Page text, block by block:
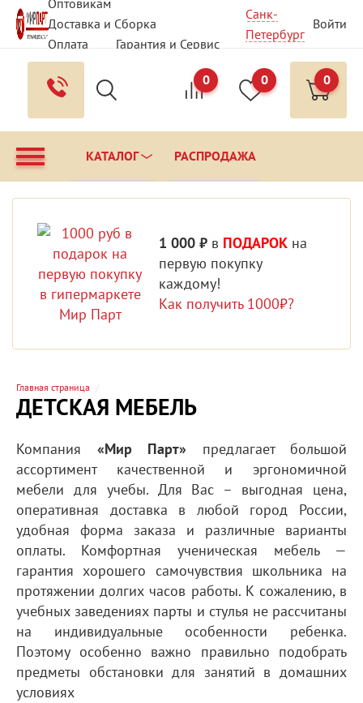
Оптовикам
Доставка и Сборка
Оплата
Гарантия и Сервис
Вопрос - Ответ
Контакты
Санк-
Петербург
Войти
0 0 0
КАТАЛОГ РАСПРОДАЖА
1 000 ₽ в ПОДАРОК на
первую покупку
каждому!
Как получить 1000₽?
Главная страница
ДЕТСКАЯ МЕБЕЛЬ
Компания «Мир Парт» предлагает большой
ассортимент качественной и эргономичной
мебели для учебы. Для Вас – выгодная цена,
оперативная доставка в любой город России,
удобная форма заказа и различные варианты
оплаты. Комфортная ученическая мебель —
гарантия хорошего самочувствия школьника на
протяжении долгих часов работы. К сожалению, в
учебных заведениях парты и стулья не рассчитаны
на индивидуальные особенности ребенка.
Поэтому особенно важно правильно подобрать
предметы обстановки для занятий в домашних
условиях